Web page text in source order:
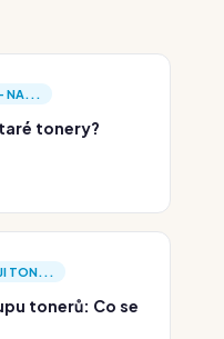
NA...
tonery?
TON...
tonerů: Co se